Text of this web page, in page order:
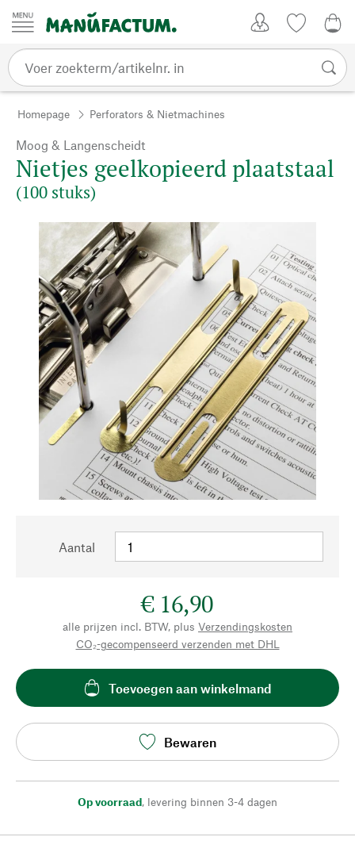
Passer au contenu
Homepage Perforators & Nietmachines
Moog & Langenscheidt
Nietjes geelkopieerd plaatstaal
(100 stuks)
Aantal
€ 16,90
alle prijzen incl. BTW, plus Verzendingskosten
CO₂-gecompenseerd verzenden met DHL
Toevoegen aan winkelmand
Bewaren
Op voorraad, levering binnen 3-4 dagen